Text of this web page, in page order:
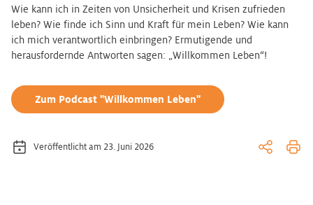
Wie kann ich in Zeiten von Unsicherheit und Krisen zufrieden
leben? Wie finde ich Sinn und Kraft für mein Leben? Wie kann
ich mich verantwortlich einbringen? Ermutigende und
herausfordernde Antworten sagen: „Willkommen Leben“!
Zum Podcast "Willkommen Leben"
Veröffentlicht am 23. Juni 2026